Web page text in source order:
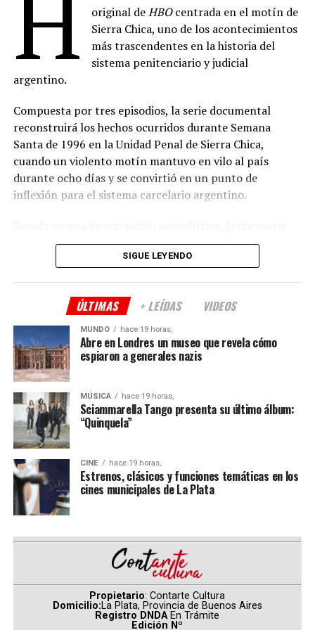
Dirección de fotografía: Davin Bog
Dirección de arte: Lucas Pérez
Montaje: Ramiro Romero
Música: Marcelo Bormida, Valenti Liendo
Producción ejecutiva: Hugo Armoa, Magui Bravi,
Manuela Viale, Pablo Yotich, Alejandro Fiore
Prensa: Kevin Melgar
Género: Drama
Provincia de Buenos Aires
Casada con El Chapo: Emma Coronel Habla– 11
de agosto
La Esclava Sexual– 14 de agosto
Conan O’Brien de Visita, Temporada 3
Guerra de Bandas: Oslo– 28 de agosto
(Fuente: televison.com.ar)
Comparte esto:
original deHBOcentrada en el motín de
Sierra Chica, uno de los acontecimientos
más trascendentes en la historia del
sistema penitenciario y judicial
argentino.
Compuesta por tres episodios, la serie documental
reconstruirá los hechos ocurridos durante Semana
Santa de 1996 en la Unidad Penal de Sierra Chica,
cuando un violento motín mantuvo en vilo al país
durante ocho días y se convirtió en un punto de
inflexión para el sistema carcelario argentino.
combinará testimonios de protagonistas directos,
funcionarios, integrantes del Servicio Penitenciario y
archivo y registros históricos poco difundidos que
permitirán reconstruir el desarrollo del conflicto.
Además de narrar los acontecimientos, la producción
buscará contextualizar las condiciones que derivaron en
el levantamiento y analizar las consecuencias que el
episodio tuvo en los ámbitos penitenciario, judicial y
social.
La propuesta también pondrá el foco en las historias
humanas detrás de uno de los hechos más recordados de
la historia reciente argentina, revisando el impacto que
el motín tuvo tanto en sus protagonistas como en las
instituciones involucradas.
La docuserie es una producción deÁnimaparaWarner
y cuenta con la dirección de
. El guion fue desarrollado por
GueilburtyPablo Olmedo, mientras que la producción
está a cargo deSebastián Gamba.
SIGUE LEYENDO
ÚLTIMAS + LEÍDAS VIDEOS
MUNDO hace 19 horas,
Abre en Londres un museo que revela cómo
espiaron a generales nazis
MÚSICA hace 19 horas,
Sciammarella Tango presenta su último álbum:
“Quinquela”
CINE hace 19 horas,
Estrenos, clásicos y funciones temáticas en los
cines municipales de La Plata
Propietario: Contarte Cultura
Domicilio:La Plata, Provincia de Buenos Aires
Registro DNDA En Trámite
Edición Nº